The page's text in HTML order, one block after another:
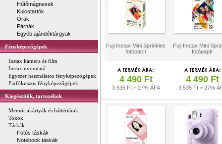
Hűtőmágnesek
Kulcstartók
Órák
Párnák
Egyéb ajándéktárgyak
Fényképezőgépek
Instax kamera és film
Instax nyomtató
Egyszer használatos fényképezőgépek
Fixfókuszos fényképezőgépek
Kiegészítők, tartozékok
Memóriakártyák és háttértárak
Tokok
Táskák
Fotós táskák
Notebook táskák
Fuji Instax Mini Sprinkles
fotópapír
Fuji Instax Mini
fotópapír
4 490 Ft
3 535 Ft + 27% ÁFA
4 490 Ft
3 535 Ft + 27%